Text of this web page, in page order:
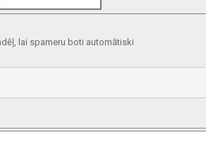
lai spameru boti automātiski